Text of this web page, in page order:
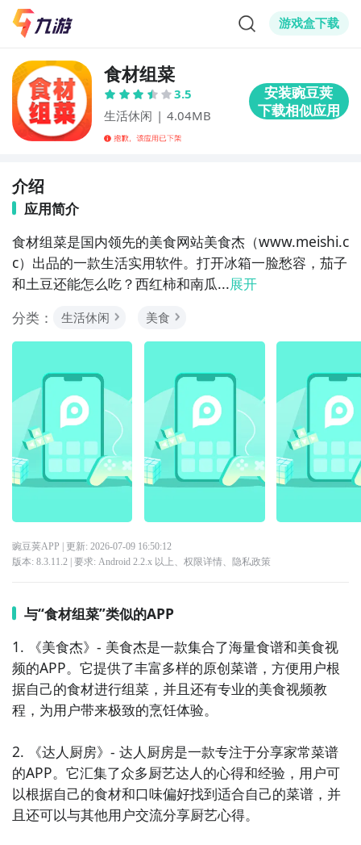
游戏盒下载
食材组菜
3.5
生活休闲 | 4.04MB
介绍
应用简介
食材组菜是国内领先的美食网站美食杰（www.meishi.c
c）出品的一款生活实用软件。打开冰箱一脸愁容，茄子
和土豆还能怎么吃？西红柿和南瓜...展开
分类：
生活休闲 美食
豌豆荚APP | 更新: 2026-07-09 16:50:12
版本: 8.3.11.2| 要求: Android 2.2.x 以上、 权限详情、 隐私政策
与“食材组菜”类似的APP
1. 《美食杰》- 美食杰是一款集合了海量食谱和美食视
频的APP。它提供了丰富多样的原创菜谱，方便用户根
据自己的食材进行组菜，并且还有专业的美食视频教
程，为用户带来极致的烹饪体验。
2. 《达人厨房》- 达人厨房是一款专注于分享家常菜谱
的APP。它汇集了众多厨艺达人的心得和经验，用户可
以根据自己的食材和口味偏好找到适合自己的菜谱，并
且还可以与其他用户交流分享厨艺心得。